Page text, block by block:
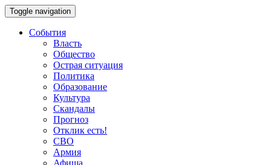
Toggle navigation
События
Власть
Общество
Острая ситуация
Политика
Образование
Культура
Скандалы
Прогноз
Отклик есть!
СВО
Армия
Афиша